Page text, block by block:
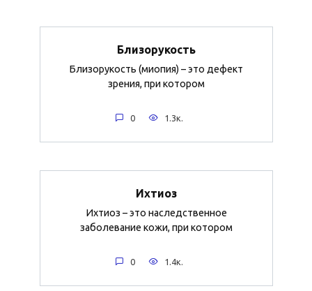
Близорукость
Близорукость (миопия) – это дефект
зрения, при котором
0 1.3к.
Ихтиоз
Ихтиоз – это наследственное
заболевание кожи, при котором
0 1.4к.